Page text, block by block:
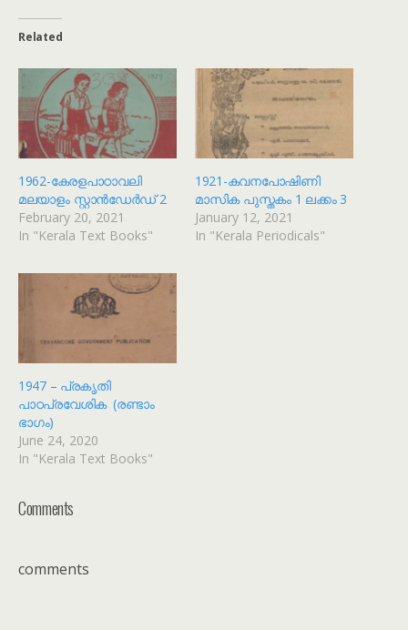
Related
1962-കേരളപാഠാവലി
മലയാളം സ്റ്റാന്‍ഡേർഡ് 2
February 20, 2021
In "Kerala Text Books"
1921-കവനപോഷിണി
മാസിക പുസ്തകം 1 ലക്കം 3
January 12, 2021
In "Kerala Periodicals"
1947 – പ്രകൃതി
പാഠപ്രവേശിക (രണ്ടാം
ഭാഗം)
June 24, 2020
In "Kerala Text Books"
Comments
comments